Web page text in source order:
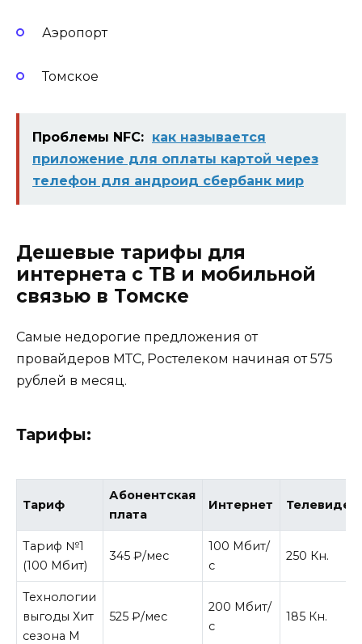
Аэропорт
Томское
Проблемы NFC: как называется
приложение для оплаты картой через
телефон для андроид сбербанк мир
Дешевые тарифы для
интернета с ТВ и мобильной
связью в Томске
Самые недорогие предложения от
провайдеров МТС, Ростелеком начиная от 575
рублей в месяц.
Тарифы:
Тариф
Абонентская
плата
Интернет
Тариф №1
(100 Мбит)
345 ₽/мес
100 Мбит/
с
250 Кн.
Технологии
выгоды Хит
сезона М
525 ₽/мес
200 Мбит/
с
185 Кн.